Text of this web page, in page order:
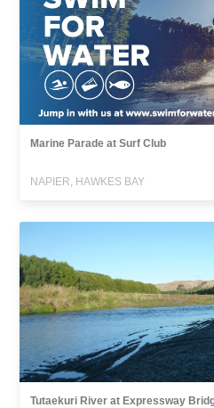
Marine Parade at Surf Club
NAPIER, HAWKES BAY
Tutaekuri River at Expressway